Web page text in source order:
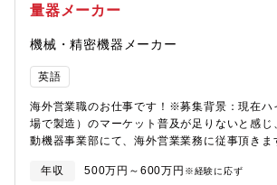
量器メーカー
機械・精密機器メーカー
英語
海外営業職のお仕事です！※募集背景：現在ハ
場で製造）のマーケット普及が足りないと感じ
動機器事業部にて、海外営業業務に従事頂きま
展示会参加、受注品の手配業務、マーケティン
年収 500万円～600万円 ※経験に応ず